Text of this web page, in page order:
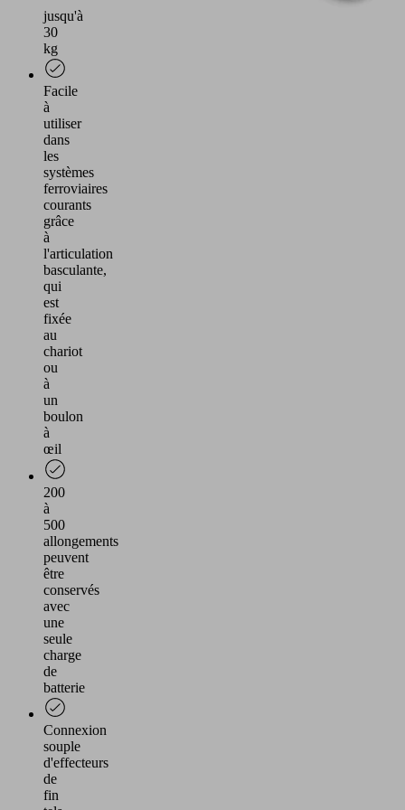
jusqu'à
30
kg
Facile
à
utiliser
dans
les
systèmes
ferroviaires
courants
grâce
à
l'articulation
basculante,
qui
est
fixée
au
chariot
ou
à
un
boulon
à
œil
200
à
500
allongements
peuvent
être
conservés
avec
une
seule
charge
de
batterie
Connexion
souple
d'effecteurs
de
fin